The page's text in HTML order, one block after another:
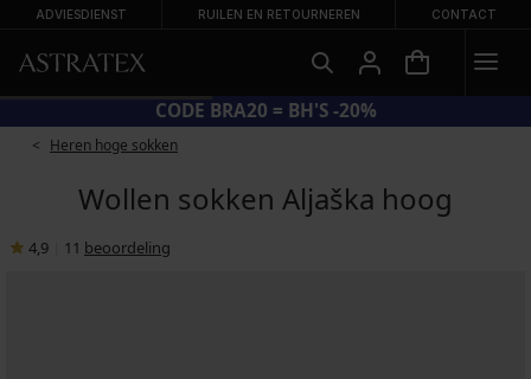
ADVIESDIENST RUILEN EN RETOURNEREN CONTACT
CODE BRA20 = BH'S -20%
Heren hoge sokken
Wollen sokken Aljaška hoog
4,9 11 beoordeling